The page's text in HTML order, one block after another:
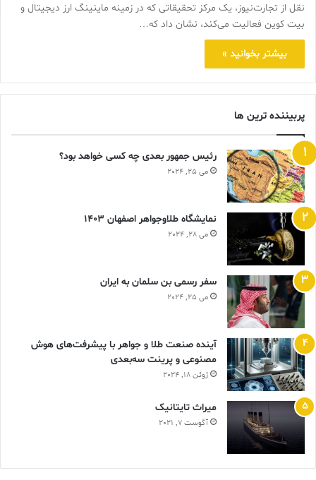
نقل از تجارت‌نیوز، یک مرکز تحقیقاتی که در زمینه ماینینگ ارز دیجیتال و
بیت کوین فعالیت می‌کند، نشان داد که…
بیشتر بخوانید »
پربیننده ترین ها
رئیس جمهور بعدی چه کسی خواهد بود؟
می 25, 2024
نمایشگاه طلاوجواهر اصفهان 1403
می 28, 2024
سفر رسمی بن سلمان به ایران
می 25, 2024
آینده صنعت طلا و جواهر با پیشرفت‌های هوش
مصنوعی و پرینت سه‌بعدی
ژوئن 18, 2024
ميراث تايتانيک
آگوست 7, 2021